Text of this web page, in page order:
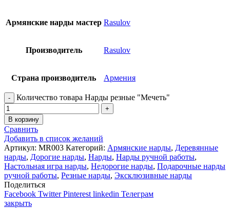
Армянские нарды мастер Rasulov
Производитель Rasulov
Страна производитель Армения
Количество товара Нарды резные "Мечеть"
В корзину
Сравнить
Добавить в список желаний
Артикул: MR003 Категорий: Армянские нарды, Деревянные
нарды, Дорогие нарды, Нарды, Нарды ручной работы,
Настольная игра нарды, Недорогие нарды, Подарочные нарды
ручной работы, Резные нарды, Эксклюзивные нарды
Поделиться
Facebook Twitter Pinterest linkedin Телеграм
закрыть